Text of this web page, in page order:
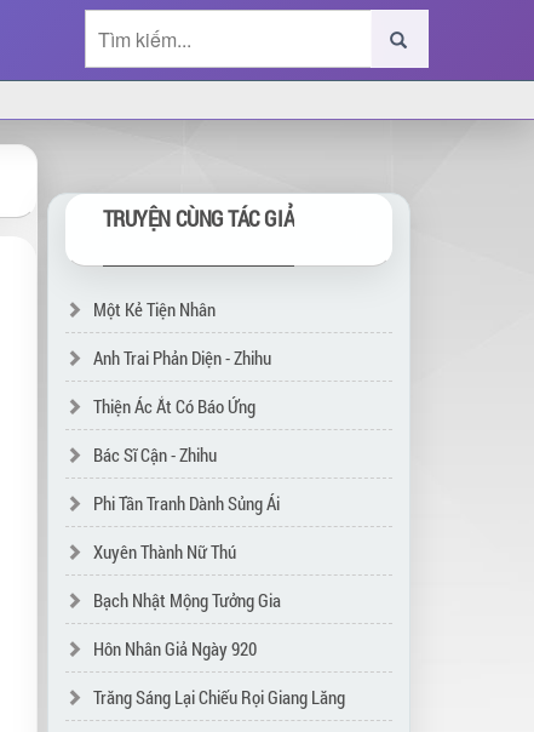
TRUYỆN CÙNG TÁC GIẢ
Một Kẻ Tiện Nhân
Anh Trai Phản Diện - Zhihu
Thiện Ác Ắt Có Báo Ứng
Bác Sĩ Cận - Zhihu
Phi Tần Tranh Dành Sủng Ái
Xuyên Thành Nữ Thú
Bạch Nhật Mộng Tưởng Gia
Hôn Nhân Giả Ngày 920
Trăng Sáng Lại Chiếu Rọi Giang Lăng